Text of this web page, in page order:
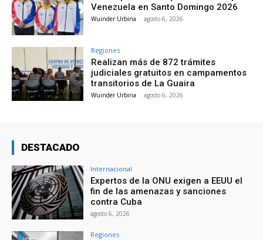
Venezuela en Santo Domingo 2026
Wuinder Urbina - agosto 6, 2026
Regiones
Realizan más de 872 trámites
judiciales gratuitos en campamentos
transitorios de La Guaira
Wuinder Urbina - agosto 6, 2026
DESTACADO
Internacional
Expertos de la ONU exigen a EEUU el
fin de las amenazas y sanciones
contra Cuba
agosto 6, 2026
Regiones